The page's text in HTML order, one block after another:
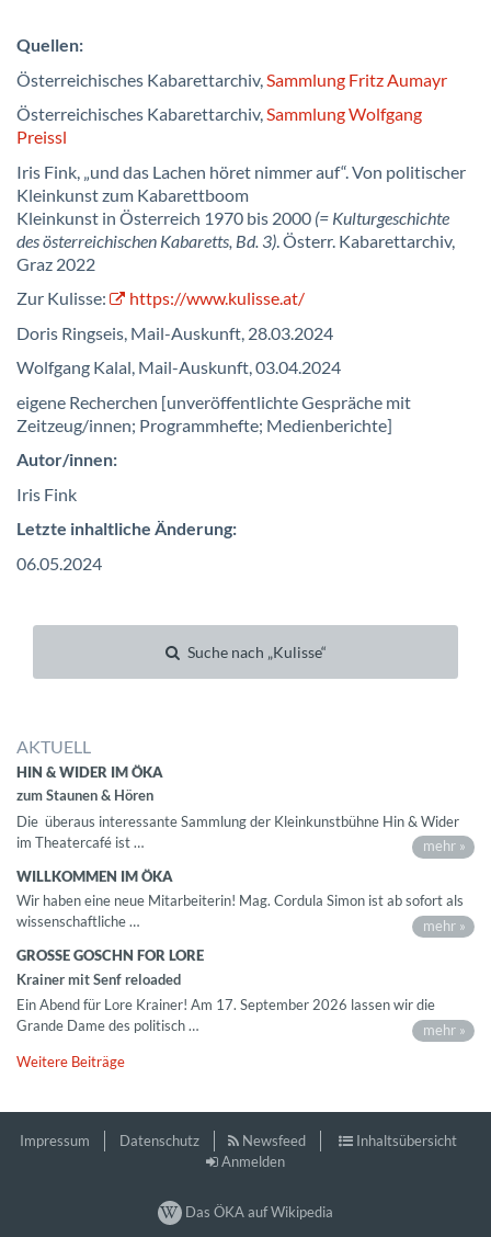
Quellen:
Österreichisches Kabarettarchiv,Sammlung Fritz Aumayr
Österreichisches Kabarettarchiv,Sammlung Wolfgang
Preissl
Iris Fink, „und das Lachen höret nimmer auf“. Von politischer
Kleinkunst zum Kabarettboom
Kleinkunst in Österreich 1970 bis 2000 (= Kulturgeschichte
des österreichischen Kabaretts, Bd. 3). Österr. Kabarettarchiv,
Graz 2022
Zur Kulisse:
https://www.kulisse.at/
Doris Ringseis, Mail-Auskunft, 28.03.2024
Wolfgang Kalal, Mail-Auskunft, 03.04.2024
eigene Recherchen [unveröffentlichte Gespräche mit
Zeitzeug/innen; Programmhefte; Medienberichte]
Autor/innen:
Iris Fink
Letzte inhaltliche Änderung:
06.05.2024
Suche nach „Kulisse“
AKTUELL
HIN & WIDER IM ÖKA
zum Staunen & Hören
Die überaus interessante Sammlung der Kleinkunstbühne Hin & Wider
im Theatercafé ist …
mehr »
WILLKOMMEN IM ÖKA
Wir haben eine neue Mitarbeiterin! Mag. Cordula Simon ist ab sofort als
wissenschaftliche …
mehr »
GROSSE GOSCHN FOR LORE
Krainer mit Senf reloaded
Ein Abend für Lore Krainer! Am 17. September 2026 lassen wir die
Grande Dame des politisch …
mehr »
Weitere Beiträge
Impressum Datenschutz Newsfeed
Inhaltsübersicht
Anmelden
Das ÖKA auf Wikipedia